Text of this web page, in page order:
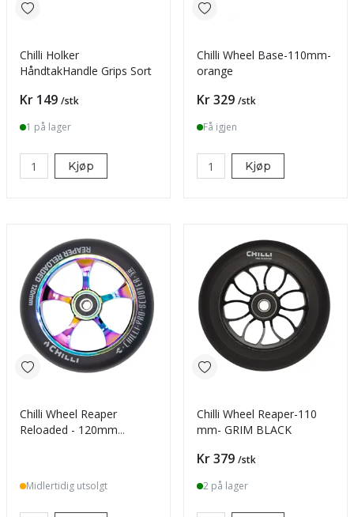
Chilli Holker
HåndtakHandle Grips Sort
Pris
Kr 149 /stk
1 på lager
Kjøp
Chilli Wheel Base-110mm-
orange
Pris
Kr 329 /stk
Få igjen
Kjøp
Chilli Wheel Reaper
Reloaded - 120mm
Midlertidig utsolgt
Chilli Wheel Reaper-110
mm- GRIM BLACK
Pris
Kr 379 /stk
2 på lager